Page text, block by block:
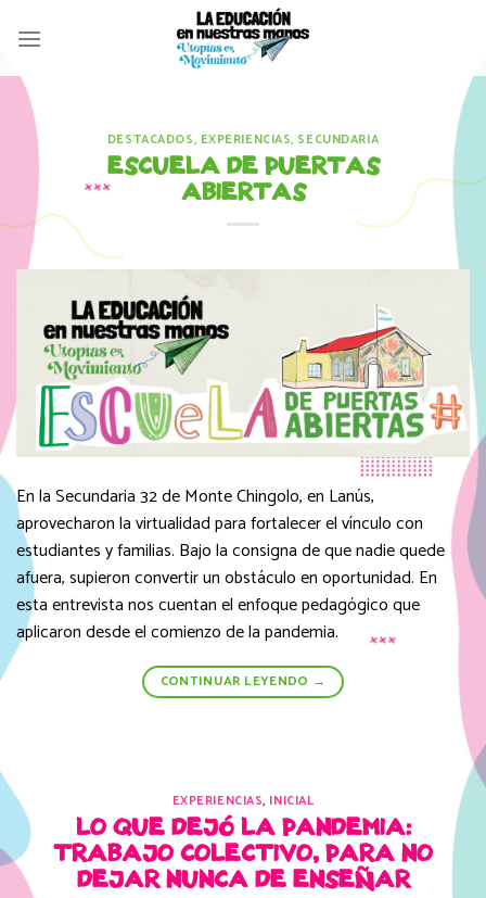
DESTACADOS, EXPERIENCIAS, SECUNDARIA
ESCUELA DE PUERTAS
ABIERTAS
En la Secundaria 32 de Monte Chingolo, en Lanús,
aprovecharon la virtualidad para fortalecer el vínculo con
estudiantes y familias. Bajo la consigna de que nadie quede
afuera, supieron convertir un obstáculo en oportunidad. En
esta entrevista nos cuentan el enfoque pedagógico que
aplicaron desde el comienzo de la pandemia.
CONTINUAR LEYENDO →
EXPERIENCIAS, INICIAL
LO QUE DEJÓ LA PANDEMIA:
TRABAJO COLECTIVO, PARA NO
DEJAR NUNCA DE ENSEÑAR